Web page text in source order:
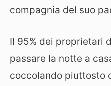
compagnia del suo
Il 95% dei proprietari
passare la notte a
coccolando piuttosto